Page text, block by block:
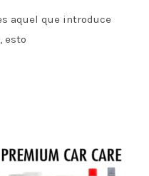
aquel que introduce
esto